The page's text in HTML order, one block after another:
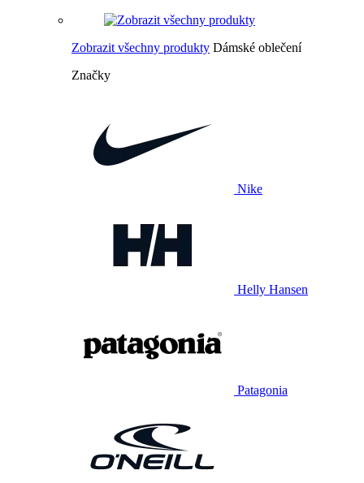
Zobrazit všechny produkty Dámské oblečení
Značky
Nike
Helly Hansen
Patagonia